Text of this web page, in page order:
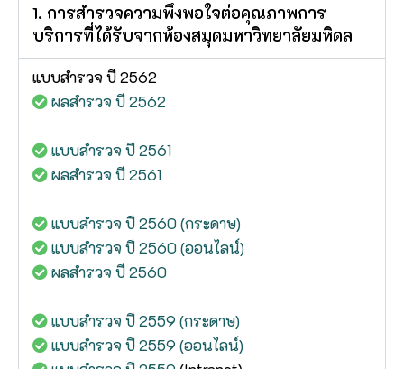
1. การสำรวจความพึงพอใจต่อคุณภาพการ
บริการที่ได้รับจากห้องสมุดมหาวิทยาลัยมหิดล
แบบสำรวจ ปี 2562
ผลสำรวจ ปี 2562
แบบสำรวจ ปี 2561
ผลสำรวจ ปี 2561
แบบสำรวจ ปี 2560 (กระดาษ)
แบบสำรวจ ปี 2560 (ออนไลน์)
ผลสำรวจ ปี 2560
แบบสำรวจ ปี 2559 (กระดาษ)
แบบสำรวจ ปี 2559 (ออนไลน์)